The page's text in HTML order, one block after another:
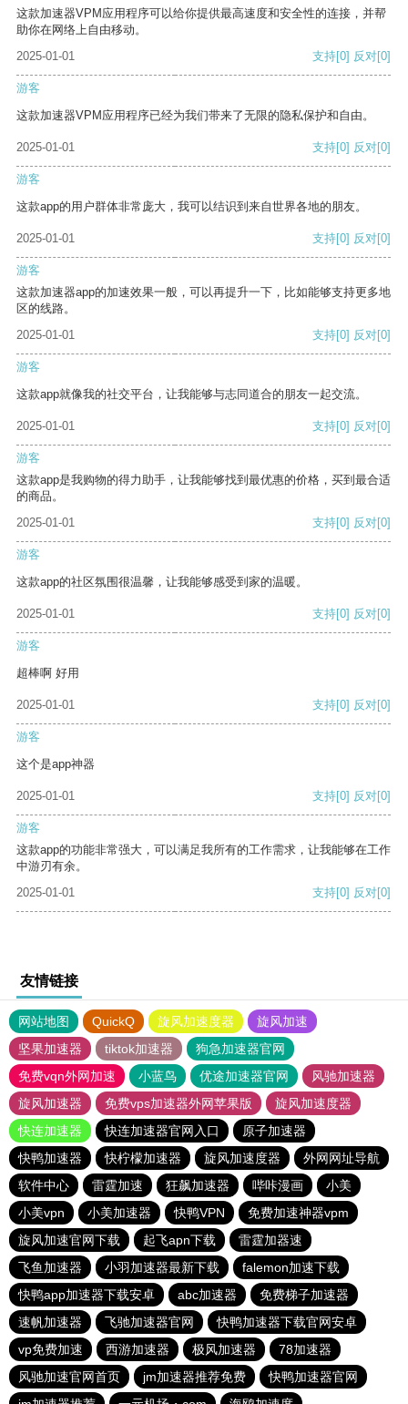
这款加速器VPM应用程序可以给你提供最高速度和安全性的连接，并帮
助你在网络上自由移动。
2025-01-01
支持[0] 反对[0]
游客
这款加速器VPM应用程序已经为我们带来了无限的隐私保护和自由。
2025-01-01 支持[0] 反对[0]
游客
这款app的用户群体非常庞大，我可以结识到来自世界各地的朋友。
2025-01-01 支持[0] 反对[0]
游客
这款加速器app的加速效果一般，可以再提升一下，比如能够支持更多地
区的线路。
2025-01-01
支持[0] 反对[0]
游客
这款app就像我的社交平台，让我能够与志同道合的朋友一起交流。
2025-01-01 支持[0] 反对[0]
游客
这款app是我购物的得力助手，让我能够找到最优惠的价格，买到最合适
的商品。
2025-01-01
支持[0] 反对[0]
游客
这款app的社区氛围很温馨，让我能够感受到家的温暖。
2025-01-01 支持[0] 反对[0]
游客
超棒啊 好用
2025-01-01 支持[0] 反对[0]
游客
这个是app神器
2025-01-01 支持[0] 反对[0]
游客
这款app的功能非常强大，可以满足我所有的工作需求，让我能够在工作
中游刃有余。
2025-01-01
支持[0] 反对[0]
友情链接
网站地图 QuickQ 旋风加速度器
旋风加速
坚果加速器
tiktok加速器
狗急加速器官网
免费vqn外网加速
小蓝鸟 优途加速器官网
风驰加速器
旋风加速器
免费vps加速器外网苹果版
旋风加速度器
快连加速器
快连加速器官网入口
原子加速器
快鸭加速器
快柠檬加速器 旋风加速度器
外网网址导航
软件中心
雷霆加速 狂飙加速器 哔咔漫画
小美
小美vpn
小美加速器 快鸭VPN
免费加速神器vpm
旋风加速官网下载
起飞apn下载
雷霆加器速
飞鱼加速器
小羽加速器最新下载
falemon加速下载
快鸭app加速器下载安卓
abc加速器
免费梯子加速器
速帆加速器
飞驰加速器官网
快鸭加速器下载官网安卓
vp免费加速
西游加速器 极风加速器
78加速器
风驰加速官网首页
jm加速器推荐免费
快鸭加速器官网